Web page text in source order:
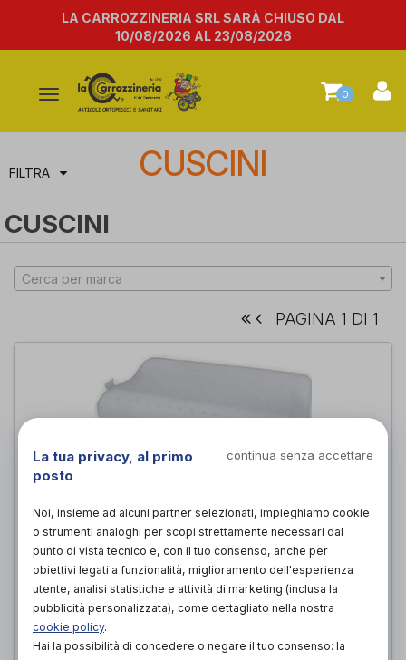
LA CARROZZINERIA SRL SARÀ CHIUSO DAL
10/08/2026 AL 23/08/2026
Attiva/disattiva
navigazione
0
FILTRA CUSCINI
CUSCINI
Cerca per marca
PAGINA 1 DI 1
CUSCINO CERVICALE MATILDE
Overbed
PROVA E ACQUISTA IN NEGOZIO DA75,00€
La tua privacy, al primo
posto
continua senza accettare
Noi, insieme ad alcuni partner selezionati, impieghiamo cookie
o strumenti analoghi per scopi strettamente necessari dal
punto di vista tecnico e, con il tuo consenso, anche per
obiettivi legati a funzionalità, miglioramento dell'esperienza
utente, analisi statistiche e attività di marketing (inclusa la
pubblicità personalizzata), come dettagliato nella nostra
cookie policy.
Hai la possibilità di concedere o negare il tuo consenso: la